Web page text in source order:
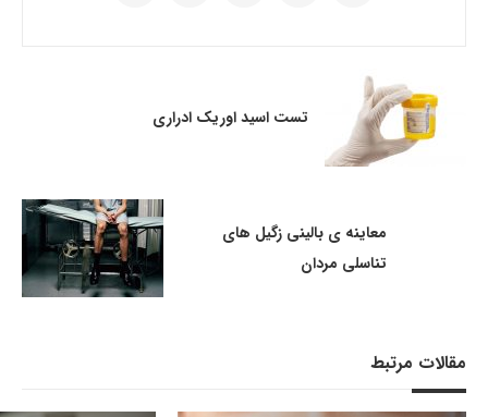
تست اسید اوریک ادراری
معاینه ی بالینی زگیل های
تناسلی مردان
مقالات مرتبط